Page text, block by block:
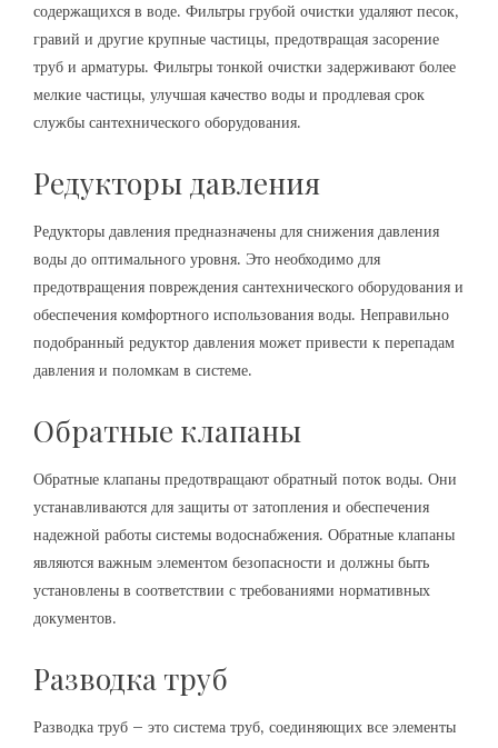
содержащихся в воде. Фильтры грубой очистки удаляют песок‚
гравий и другие крупные частицы‚ предотвращая засорение
труб и арматуры. Фильтры тонкой очистки задерживают более
мелкие частицы‚ улучшая качество воды и продлевая срок
службы сантехнического оборудования.
Редукторы давления
Редукторы давления предназначены для снижения давления
воды до оптимального уровня. Это необходимо для
предотвращения повреждения сантехнического оборудования и
обеспечения комфортного использования воды. Неправильно
подобранный редуктор давления может привести к перепадам
давления и поломкам в системе.
Обратные клапаны
Обратные клапаны предотвращают обратный поток воды. Они
устанавливаются для защиты от затопления и обеспечения
надежной работы системы водоснабжения. Обратные клапаны
являются важным элементом безопасности и должны быть
установлены в соответствии с требованиями нормативных
документов.
Разводка труб
Разводка труб – это система труб‚ соединяющих все элементы